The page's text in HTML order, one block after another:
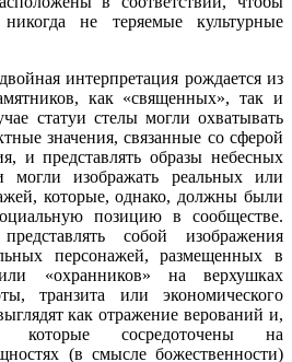
не теряемые культурные
интерпретация рождается из
как «священных», так и
статуи стелы могли охватывать
значения, связанные со сферой
и представлять образы небесных
изображать реальных или
которые, однако, должны были
позицию в сообществе.
собой изображения
персонажей, размещенных в
«охранников» на верхушках
транзита или экономического
как отражение верований и,
которые сосредоточены на
(в смысле божественности)